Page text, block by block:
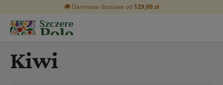
🚚 Darmowa dostawa od 129,00 zł
Kiwi